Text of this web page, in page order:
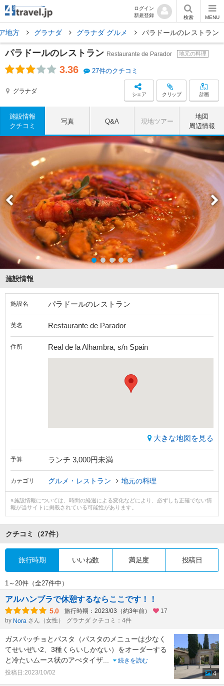
ログイン
新規登録
検索 MENU
地方 グラナダ グラナダ グルメ パラドールのレストラン
パラドールのレストラン Restaurante de Parador 地元の料理
3.36 27件のクチコミ
グラナダ シェア クリップ 計画
施設情報
クチコミ
写真 Q&A 現地ツアー
地図
周辺情報
施設情報
施設名 パラドールのレストラン
英名 Restaurante de Parador
住所 Real de la Alhambra, s/n Spain
大きな地図を見る
予算 ランチ 3,000円未満
カテゴリ グルメ・レストラン 地元の料理
※施設情報については、時間の経過による変化などにより、必ずしも正確でない情
報が当サイトに掲載されている可能性があります。
クチコミ （27件）
旅行時期 いいね数 満足度 投稿日
1～20件（全27件中）
アルハンブラで休憩するならここです！！
5.0 旅行時期：2023/03（約3年前）
17
by Nora さん（女性） グラナダ クチコミ：4件
ガスパッチョとパスタ（パスタのメニューは少なく
てせいぜい2、3種くらいしかない）をオーダーする
と冷たいムース状のアぺタイザ...
続きを読む
投稿日:2023/10/02
4